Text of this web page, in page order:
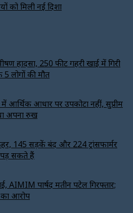
को मिली नई दिशा
हादसा, 250 फीट गहरी खाई में गिरी
5 लोगों की मौत
आर्थिक आधार पर उपकोटा नहीं, सुप्रीम
अपना रुख
145 सड़कें बंद और 224 ट्रांसफार्मर
पड़ सकते हैं
AIMIM पार्षद मतीन पटेल गिरफ्तार;
का आरोप